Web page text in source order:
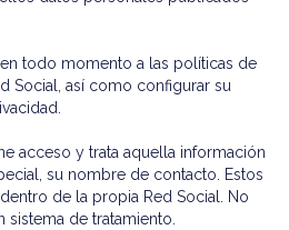
todo momento a las políticas de
Social, así como configurar su
acceso y trata aquella información
su nombre de contacto. Estos
de la propia Red Social. No
de tratamiento.